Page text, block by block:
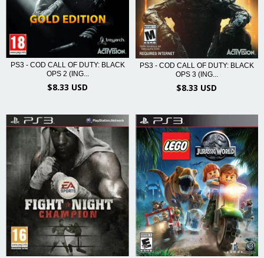
PS3 - COD CALL OF DUTY: BLACK
OPS 2 (ING...
$8.33 USD
PS3 - COD CALL OF DUTY: BLACK
OPS 3 (ING...
$8.33 USD